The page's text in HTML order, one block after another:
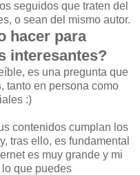
seguidos que traten del
o sean del mismo autor.
hacer para
interesantes?
es una pregunta que
, tanto en persona como
:)
contenidos cumplan los
tras ello, es fundamental
es muy grande y mi
que puedes